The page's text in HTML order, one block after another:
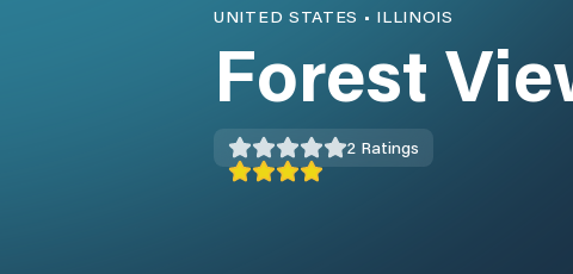
UNITED STATES • ILLINOIS
Forest
2 Ratings